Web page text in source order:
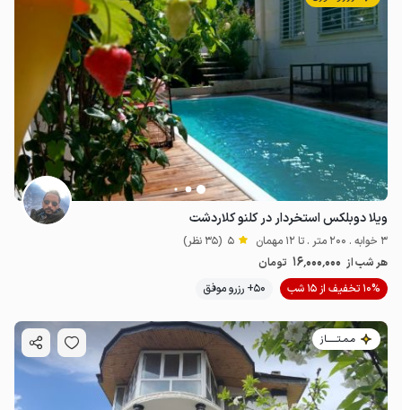
ویلا دوبلکس استخردار در کلنو کلاردشت
3 خوابه . 200 متر . تا 12 مهمان 5 (35 نظر)
هر شب از 16٬000٬000 تومان
10% تخفیف از 15 شب
50+ رزرو موفق
مـمـتــــــاز